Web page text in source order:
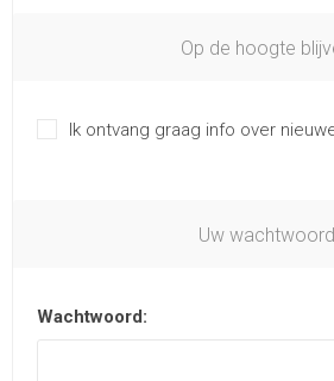
Op de hoogte
Ik ontvang graag info over
Uw wachtwoord
Wachtwoord: